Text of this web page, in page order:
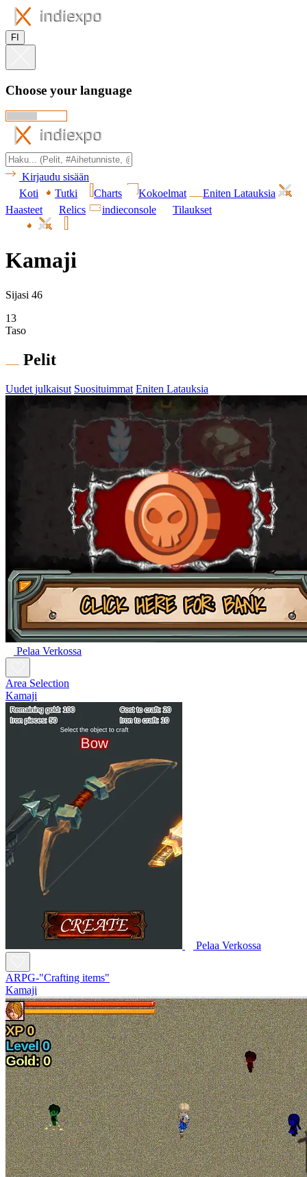
FI
Choose your language
Kirjaudu sisään
Koti
Tutki Charts Kokoelmat
Eniten Latauksia
Haasteet
Relics indieconsole Tilaukset
Kamaji
Sijasi 46
13
Taso
Pelit
Uudet julkaisut Suosituimmat Eniten Latauksia
Pelaa Verkossa
Area Selection
Kamaji
Pelaa Verkossa
ARPG-"Crafting items"
Kamaji